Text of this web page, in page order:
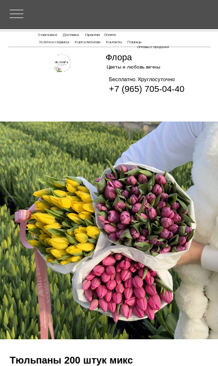
О магазине Доставка Оплата
Гарантии
Корп.клиентам
Услуги и сервисы Контакты
Помощь
Оптовые продажи
Флора
Цветы и любовь вечны
Бесплатно. Круглосуточно
+7 (965) 705-04-40
Тюльпаны 200 штук микс